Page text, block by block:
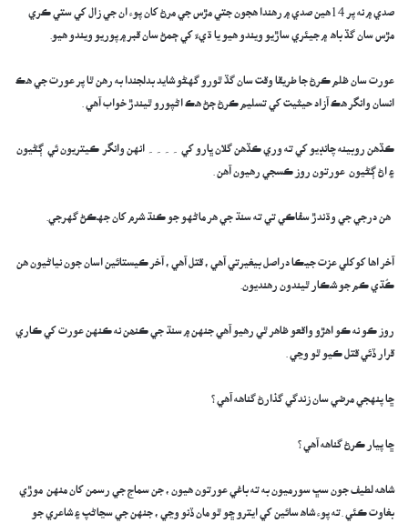
صدي ۾ نه پر 14ھين صدي ۾ رهندا هجون جتي مڙس جي مرڻ کان پوء ان جي زال کي ستي ڪري
مڙس سان گڏ باھ ۾ جيئري ساڙيو ويندو هيو يا ڌيءَ کي ڄمڻ سان قبر ۾ پوريو ويندو هيو.
عورت سان ظلم ڪرڻ جا طريقا وقت سان گڏ ٿورو گهڻو شايد بدلجندا به رهن ٿا پر عورت جي هڪ
انسان وانگر هڪ آزاد حيثيت کي تسليم ڪرڻ ڄڻ هڪ اڻپورو ٿيندڙ خواب آهي .
ڪڏهن روبينه چانڊيو کي ته وري ڪڏهن گلان ڀارو کي ۔۔۔۔ انهن وانگر ڪيتريون ئي ڳڻيون
۽ اڻ ڳڻيون عورتون روز ڪسجي رهيون آهن .
هن درجي جي وڌندڙ سفاڪي تي ته سنڌ جي هر ماڻهو جو ڪنڌ شرم کان جهڪڻ گهرجي.
آخر اها کوکلي عزت جيڪا دراصل بيغيرتي آهي ، قتل آهي ، آخر ڪيستائين اسان جون نياڻيون هن
ڪُڌي ڪم جو شڪار ٿيندون رهنديون.
روز ڪو نه ڪو اهڙو واقعو ظاهر ٿي رهيو آهي جنهن ۾ سنڌ جي ڪنھن نه ڪنهن عورت کي ڪاري
قرار ڏئي قتل ڪيو ٿو وڃي .
ڇا پنهجي مرضي سان زندگي گذارڻ گناهه آهي ؟
ڇا پيار ڪرڻ گناهه آهي ؟
شاهه لطيف جون سڀ سورميون به ته باغي عورتون هيون ، جن سماج جي رسمن کان منهن موڙي
بغاوت ڪئي .ته پوء شاه سائين کي ايترو ڇو ٿو مان ڏنو وڃي ، جنهن جي سڃاڻپ ۽ شاعري جو